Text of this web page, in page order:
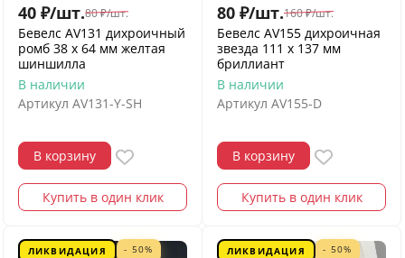
40 ₽/шт.80 ₽/шт.
Бевелс AV131 дихроичный
ромб 38 х 64 мм желтая
шиншилла
В наличии
Артикул AV131-Y-SH
В корзину
Купить в один клик
80 ₽/шт.160 ₽/шт.
Бевелс AV155 дихроичная
звезда 111 х 137 мм
бриллиант
В наличии
Артикул AV155-D
В корзину
Купить в один клик
ЛИКВИДАЦИЯ - 50% ЛИКВИДАЦИЯ - 50%